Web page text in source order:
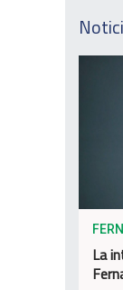
La